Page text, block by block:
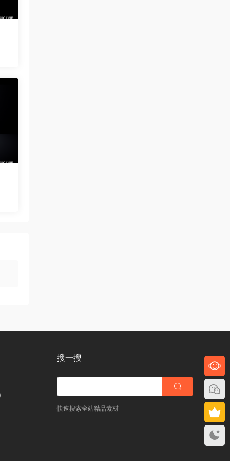
搜一搜
快速搜索全站精品素材